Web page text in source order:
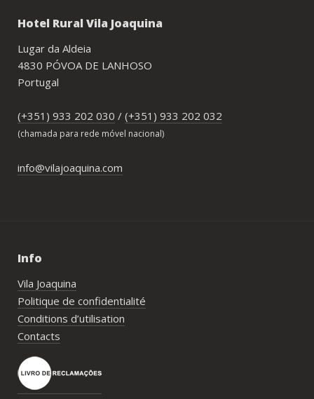
Hotel Rural Vila Joaquina
Lugar da Aldeia
4830 PÓVOA DE LANHOSO
Portugal
(+351) 933 202 030 / (+351) 933 202 032
(chamada para rede móvel nacional)
info@vilajoaquina.com
Info
Vila Joaquina
Politique de confidentialité
Conditions d’utilisation
Contacts